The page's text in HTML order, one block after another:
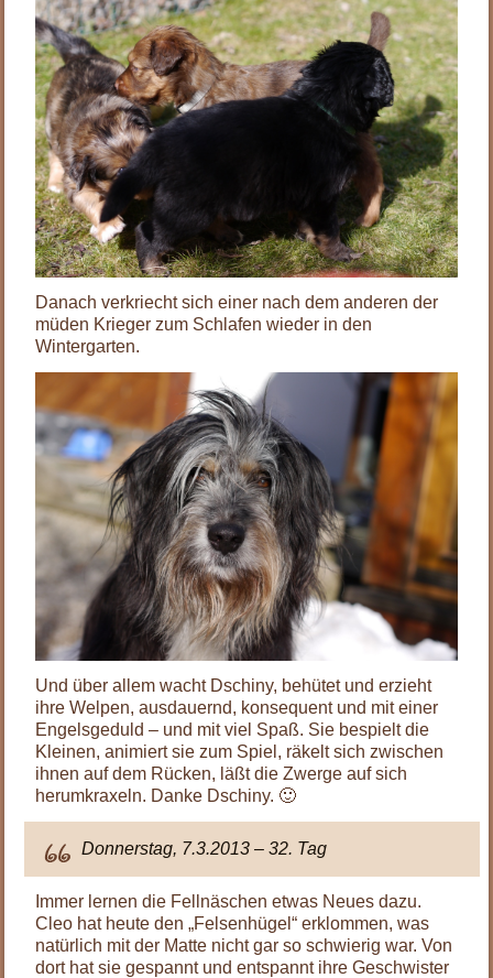
Danach verkriecht sich einer nach dem anderen der
müden Krieger zum Schlafen wieder in den
Wintergarten.
Und über allem wacht Dschiny, behütet und erzieht
ihre Welpen, ausdauernd, konsequent und mit einer
Engelsgeduld – und mit viel Spaß. Sie bespielt die
Kleinen, animiert sie zum Spiel, räkelt sich zwischen
ihnen auf dem Rücken, läßt die Zwerge auf sich
herumkraxeln. Danke Dschiny. 🙂
Donnerstag, 7.3.2013 – 32. Tag
Immer lernen die Fellnäschen etwas Neues dazu.
Cleo hat heute den „Felsenhügel“ erklommen, was
natürlich mit der Matte nicht gar so schwierig war. Von
dort hat sie gespannt und entspannt ihre Geschwister